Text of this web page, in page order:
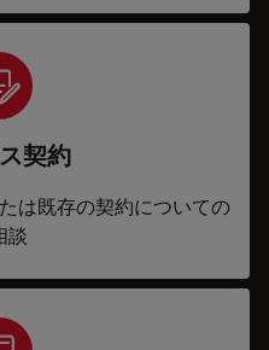
契約
は既存の契約についての
談